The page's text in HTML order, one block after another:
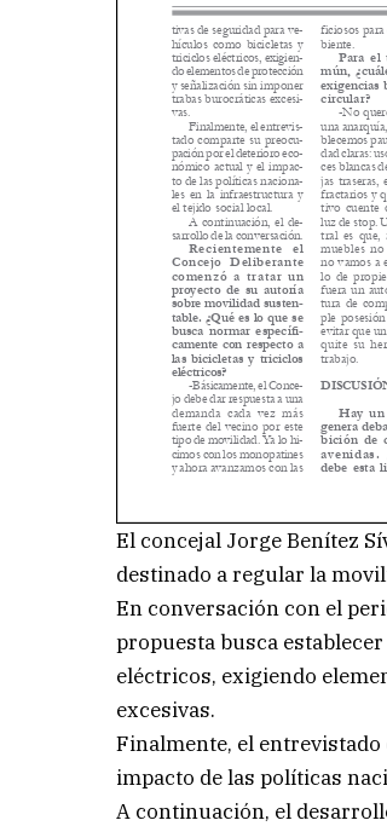
El concejal Jorge Benítez
destinado a regular la
En conversación con el
propuesta busca
eléctricos, exigiendo
excesivas.
Finalmente, el
impacto de las políticas
A continuación, el